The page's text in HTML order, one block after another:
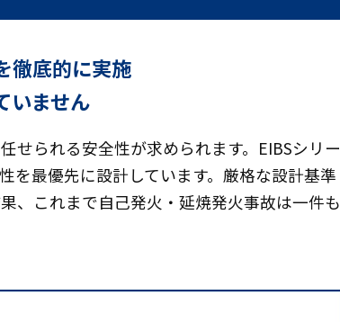
徹底的に実施
いません
せられる安全性が求められます。EIBSシリー
を最優先に設計しています。厳格な設計基準
、これまで自己発火・延焼発火事故は一件も